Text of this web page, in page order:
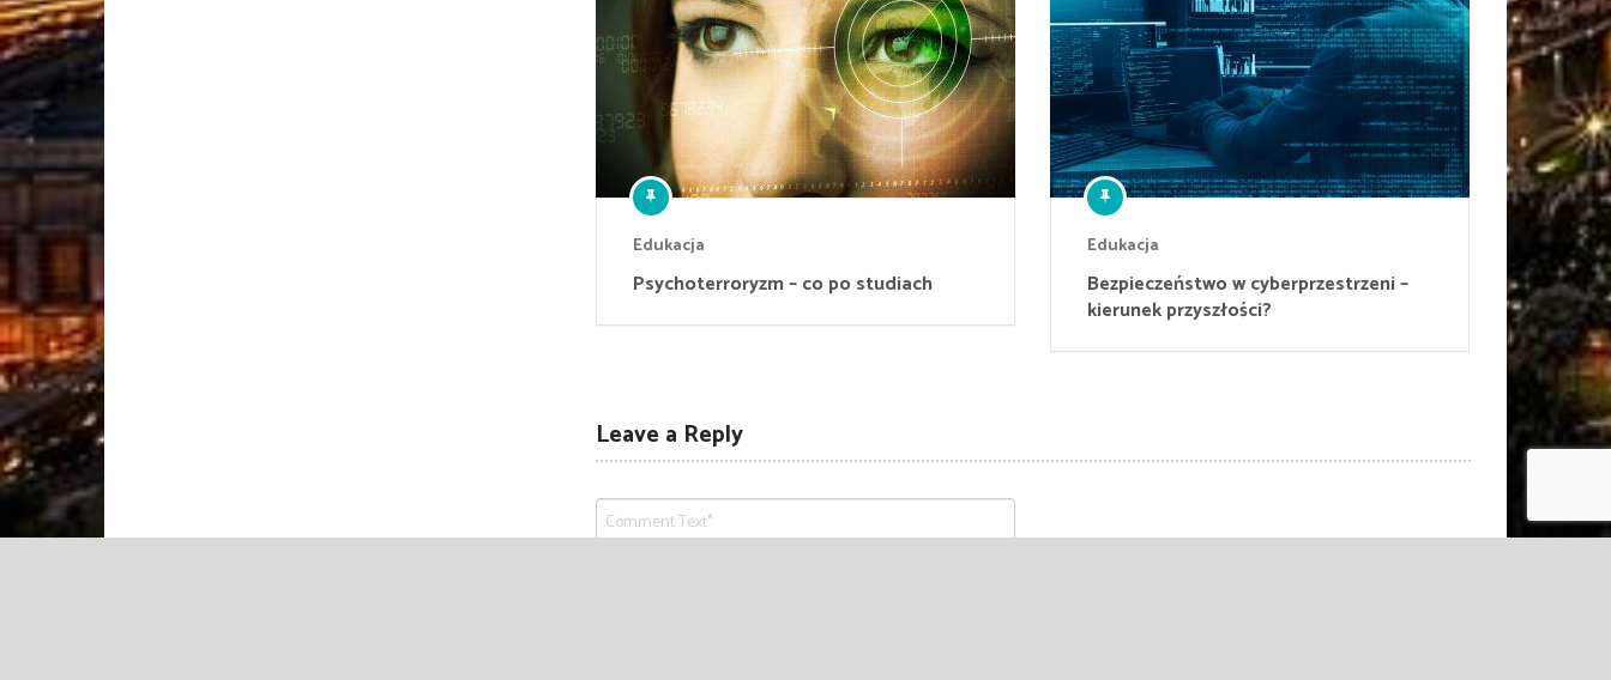
Edukacja
Psychoterroryzm – co po studiach
Edukacja
Bezpieczeństwo w cyberprzestrzeni –
kierunek przyszłości?
Leave a Reply